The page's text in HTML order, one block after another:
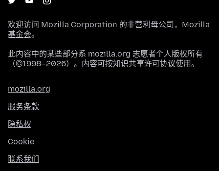
欢迎访问 Mozilla Corporation 的非营利母公司， Mozilla
基金会。
此内容中的某些部分系 mozilla.org 志愿者个人版权所有
（©1998–2026）。内容可按知识共享许可协议使用。
mozilla.org
服务条款
隐私权
Cookie
联系我们